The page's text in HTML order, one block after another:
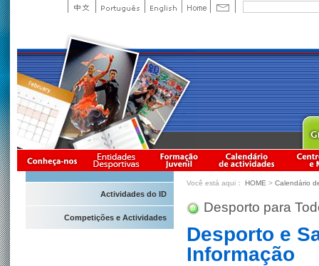
Actividades do ID
Competições e Actividades
Você está aqui： HOME > Calendário
Desporto para
Desporto e
Informação